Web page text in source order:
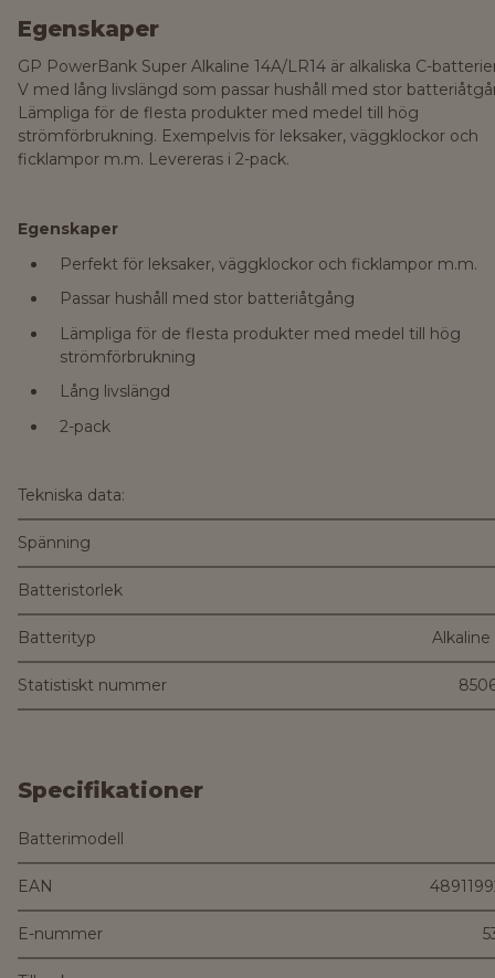
Egenskaper
GP PowerBank Super Alkaline 14A/LR14 är alkaliska C-
V med lång livslängd som passar hushåll med stor
Lämpliga för de flesta produkter med medel till hög
strömförbrukning. Exempelvis för leksaker, väggklockor och
ficklampor m.m. Levereras i 2-pack.
Egenskaper
Perfekt för leksaker, väggklockor och ficklampor m.m.
Passar hushåll med stor batteriåtgång
Lämpliga för de flesta produkter med medel till hög
strömförbrukning
Lång livslängd
2-pack
Tekniska data:
Spänning
Batteristorlek
Batterityp
Statistiskt nummer
Specifikationer
Batterimodell
EAN
E-nummer